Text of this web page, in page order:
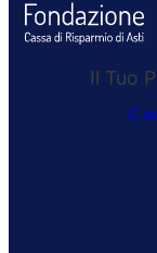
Il Tuo